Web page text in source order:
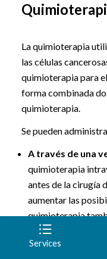
La quimioterapia
las células
quimioterapia para
forma combinada
quimioterapia.
Se pueden
A través de una
quimioterapia
antes de la cirugía
aumentar las
quimioterapia
las células
de la cirugía. En
Services